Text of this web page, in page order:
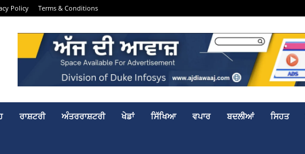
Policy Terms & Conditions
ਰਾਸ਼ਟਰੀ ਅੰਤਰਰਾਸ਼ਟਰੀ ਖੇਡਾਂ ਸਿੱਖਿਆ ਵਪਾਰ ਬਦਲੀਆਂ ਸਿਹਤ